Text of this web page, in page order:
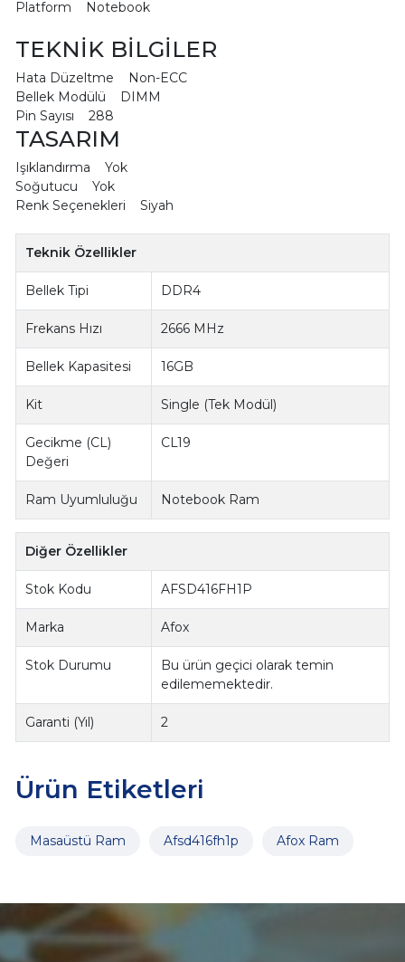
Platform Notebook
TEKNİK BİLGİLER
Hata Düzeltme Non-ECC
Bellek Modülü DIMM
Pin Sayısı 288
TASARIM
Işıklandırma Yok
Soğutucu Yok
Renk Seçenekleri Siyah
Teknik Özellikler
Bellek Tipi DDR4
Frekans Hızı 2666 MHz
Bellek Kapasitesi 16GB
Kit Single (Tek Modül)
Gecikme (CL)
Değeri
CL19
Ram Uyumluluğu Notebook Ram
Diğer Özellikler
Stok Kodu AFSD416FH1P
Marka Afox
Stok Durumu
Bu ürün geçici olarak temin
edilememektedir.
Garanti (Yıl) 2
Ürün Etiketleri
Masaüstü Ram Afsd416fh1p Afox Ram